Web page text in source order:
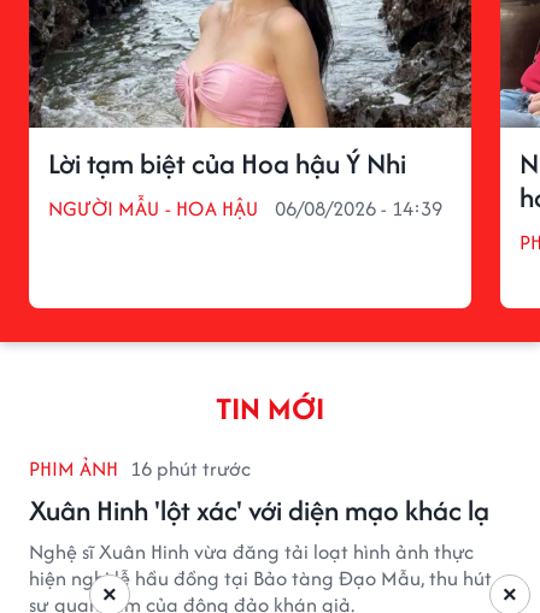
Lời tạm biệt của Hoa hậu Ý Nhi
NGƯỜI MẪU - HOA HẬU 06/08/2026 - 14:39
TIN MỚI
PHIM ẢNH 16 phút trước
Xuân Hinh 'lột xác' với diện mạo khác lạ
Nghệ sĩ Xuân Hinh vừa đăng tải loạt hình ảnh thực
hiện nghi lễ hầu đồng tại Bảo tàng Đạo Mẫu, thu hút
sự quan tâm của đông đảo khán giả.
×
×